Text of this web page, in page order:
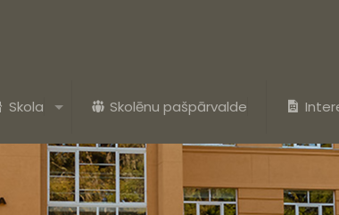
Skola Skolēnu pašpārvalde